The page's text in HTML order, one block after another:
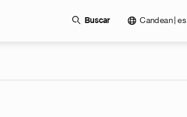
Buscar Candean | es